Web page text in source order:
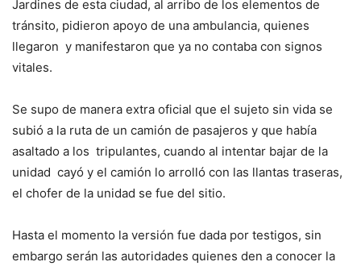
Jardines de esta ciudad, al arribo de los elementos de
tránsito, pidieron apoyo de una ambulancia, quienes
llegaron y manifestaron que ya no contaba con signos
vitales.
Se supo de manera extra oficial que el sujeto sin vida se
subió a la ruta de un camión de pasajeros y que había
asaltado a los tripulantes, cuando al intentar bajar de la
unidad cayó y el camión lo arrolló con las llantas traseras,
el chofer de la unidad se fue del sitio.
Hasta el momento la versión fue dada por testigos, sin
embargo serán las autoridades quienes den a conocer la